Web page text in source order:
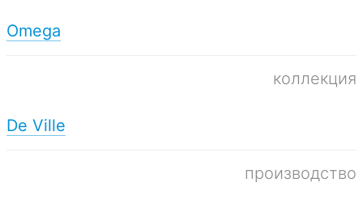
Omega
коллекция
De Ville
производство